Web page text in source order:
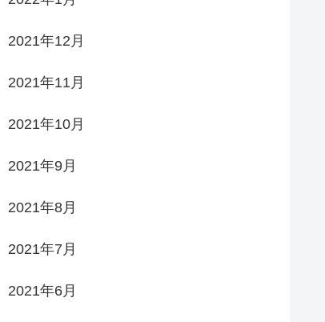
2021年12月
2021年11月
2021年10月
2021年9月
2021年8月
2021年7月
2021年6月